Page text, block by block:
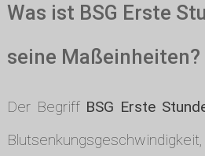
Was ist BSG Erste
seine Maßeinheiten?
Der Begriff BSG Erste